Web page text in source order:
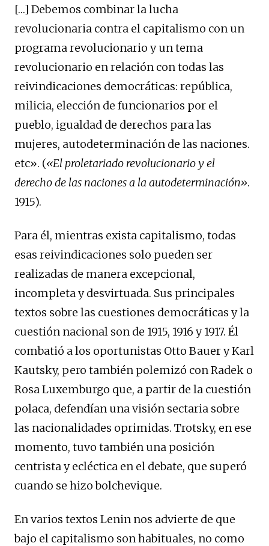
[…] Debemos combinar la lucha
revolucionaria contra el capitalismo con un
programa revolucionario y un tema
revolucionario en relación con todas las
reivindicaciones democráticas: república,
milicia, elección de funcionarios por el
pueblo, igualdad de derechos para las
mujeres, autodeterminación de las naciones.
etc». («El proletariado revolucionario y el
derecho de las naciones a la autodeterminación».
1915).
Para él, mientras exista capitalismo, todas
esas reivindicaciones solo pueden ser
realizadas de manera excepcional,
incompleta y desvirtuada. Sus principales
textos sobre las cuestiones democráticas y la
cuestión nacional son de 1915, 1916 y 1917. Él
combatió a los oportunistas Otto Bauer y Karl
Kautsky, pero también polemizó con Radek o
Rosa Luxemburgo que, a partir de la cuestión
polaca, defendían una visión sectaria sobre
las nacionalidades oprimidas. Trotsky, en ese
momento, tuvo también una posición
centrista y ecléctica en el debate, que superó
cuando se hizo bolchevique.
En varios textos Lenin nos advierte de que
bajo el capitalismo son habituales, no como